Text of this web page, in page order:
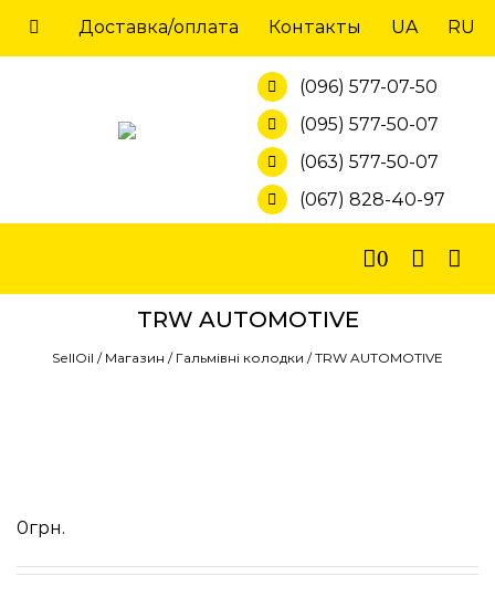
Доставка/оплата Контакты UA RU
(096) 577-07-50
(095) 577-50-07
(063) 577-50-07
(067) 828-40-97
0
TRW AUTOMOTIVE
SellOil / Магазин / Гальмівні колодки /TRW AUTOMOTIVE
0грн.